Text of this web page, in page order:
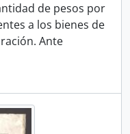
de pesos por
a los bienes de
Ante